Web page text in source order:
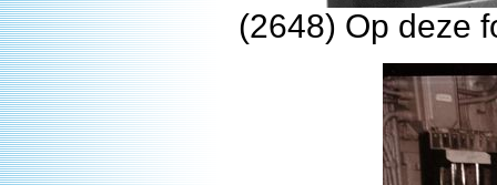
(2648) Op deze